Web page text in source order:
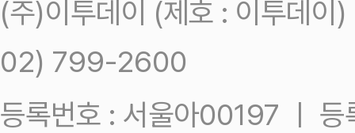
(주)이투데이 (제호 : 이투데
02) 799-2600
등록번호 : 서울아00197 ㅣ